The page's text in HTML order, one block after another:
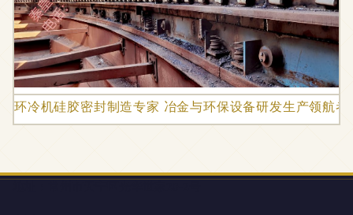
环冷机硅胶密封制造专家 冶金与环保设备研发生产领航者